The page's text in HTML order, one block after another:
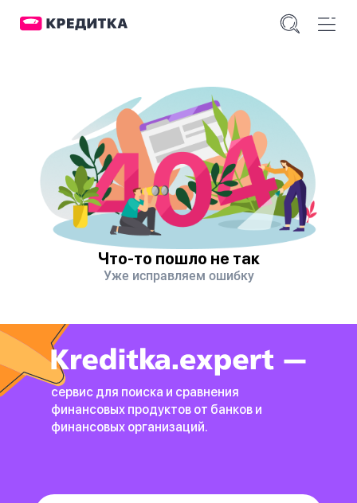
Что-то пошло не так
Уже исправляем ошибку
сервис для поиска и сравнения
финансовых продуктов от банков и
финансовых организаций.